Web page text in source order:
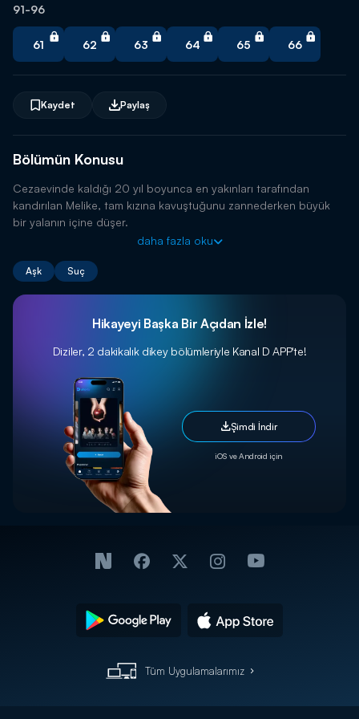
Bölümün Konusu
Cezaevinde kaldığı 20 yıl boyunca en yakınları tarafından
kandırılan Melike, tam kızına kavuştuğunu zannederken büyük
bir yalanın içine düşer.
daha fazla oku
Aşk Suç
Kaydet Paylaş
91-96
61 62 63 64 65 66
Hikayeyi Başka Bir Açıdan İzle!
Diziler, 2 dakikalık dikey bölümleriyle Kanal D APP'te!
Şimdi İndir
iOS ve Android için
Tüm Uygulamalarımız